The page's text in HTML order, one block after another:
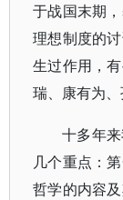
于战国末期
理想制度的
生过作用，
瑞、康有为、
十多年
几个重点：
哲学的内容